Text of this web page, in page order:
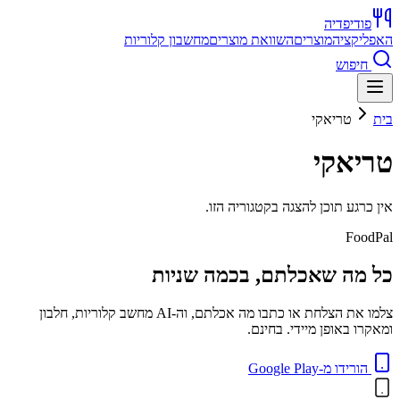
פודיפדיה
האפליקציהמוצריםהשוואת מוצריםמחשבון קלוריות
חיפוש
בית טריאקי
טריאקי
אין כרגע תוכן להצגה בקטגוריה הזו.
FoodPal
כל מה שאכלתם, בכמה שניות
צלמו את הצלחת או כתבו מה אכלתם, וה-AI מחשב קלוריות, חלבון
ומאקרו באופן מיידי. בחינם.
הורידו מ-Google Play